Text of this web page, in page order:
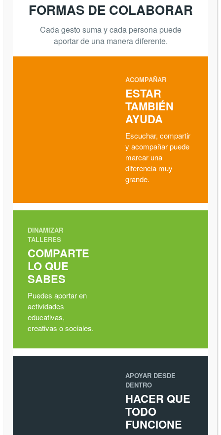
FORMAS DE COLABORAR
Cada gesto suma y cada persona puede
aportar de una manera diferente.
ACOMPAÑAR
ESTAR
TAMBIÉN
AYUDA
Escuchar, compartir
y acompañar puede
marcar una
diferencia muy
grande.
DINAMIZAR
TALLERES
COMPARTE
LO QUE
SABES
Puedes aportar en
actividades
educativas,
creativas o sociales.
APOYAR DESDE
DENTRO
HACER QUE
TODO
FUNCIONE